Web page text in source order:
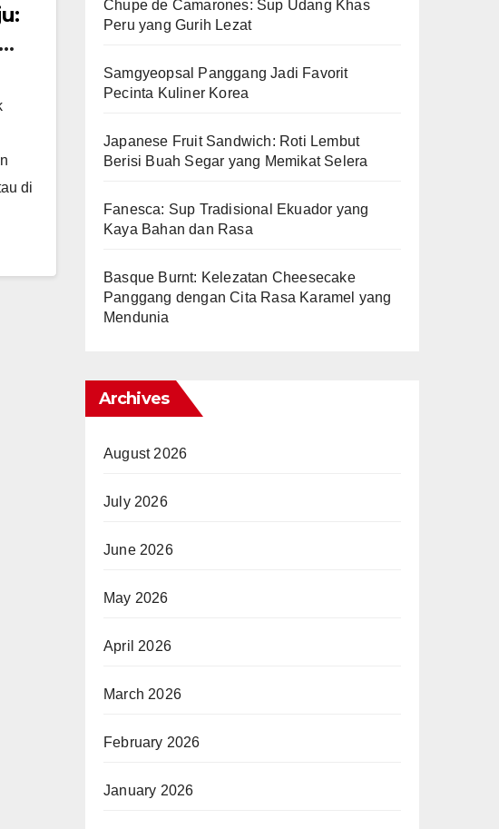
di
Chupe de Camarones: Sup Udang Khas
Peru yang Gurih Lezat
Samgyeopsal Panggang Jadi Favorit
Pecinta Kuliner Korea
Japanese Fruit Sandwich: Roti Lembut
Berisi Buah Segar yang Memikat Selera
Fanesca: Sup Tradisional Ekuador yang
Kaya Bahan dan Rasa
Basque Burnt: Kelezatan Cheesecake
Panggang dengan Cita Rasa Karamel yang
Mendunia
Archives
August 2026
July 2026
June 2026
May 2026
April 2026
March 2026
February 2026
January 2026